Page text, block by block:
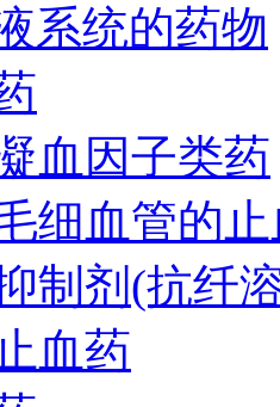
系统的药物
血因子类药
细血管的
制剂(抗纤
血药